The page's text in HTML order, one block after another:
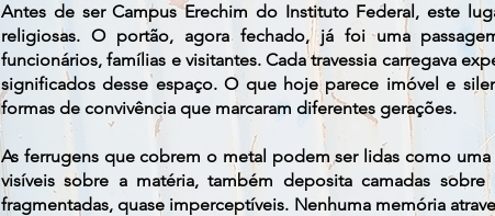
Antes de ser Campus Erechim do Instituto Federal, este
religiosas. O portão, agora fechado, já foi uma
funcionários, famílias e visitantes. Cada travessia carregava
significados desse espaço. O que hoje parece imóvel e
formas de convivência que marcaram diferentes gerações.
As ferrugens que cobrem o metal podem ser lidas como
visíveis sobre a matéria, também deposita camadas
fragmentadas, quase imperceptíveis. Nenhuma memória